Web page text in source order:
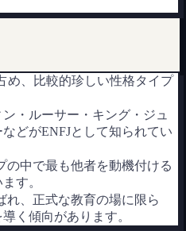
め、比較的珍しい性格タイプ
・ルーサー・キング・ジュ
どがENFJとして知られてい
の中で最も他者を動機付ける
す。
れ、正式な教育の場に限ら
く傾向があります。